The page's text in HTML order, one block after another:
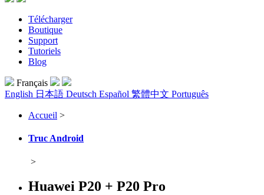
Télécharger
Boutique
Support
Tutoriels
Blog
Français
English 日本語 Deutsch Español 繁體中文 Português
Accueil >
Truc Android
>
Huawei P20 + P20 Pro